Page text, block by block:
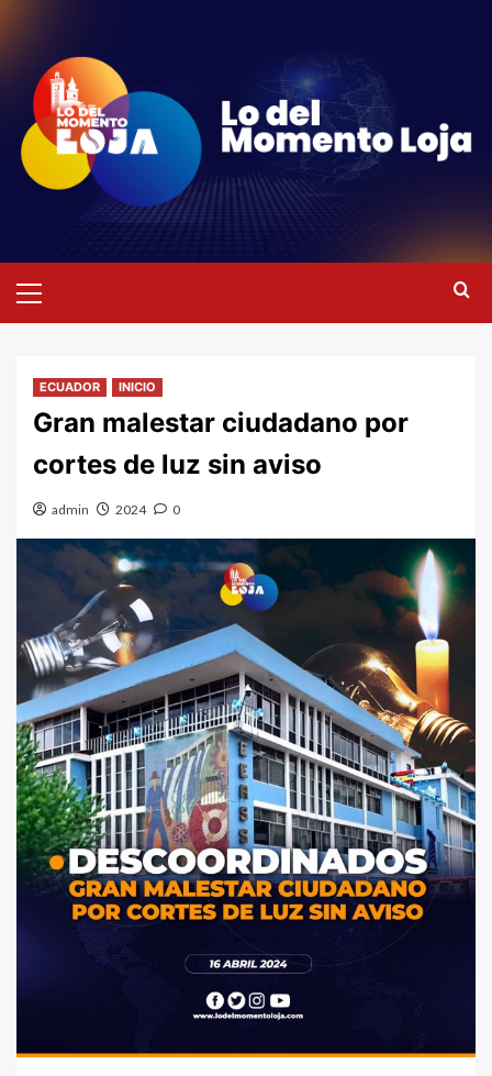
contenido
primario
ECUADOR INICIO
Gran malestar ciudadano por
cortes de luz sin aviso
admin 2024 0